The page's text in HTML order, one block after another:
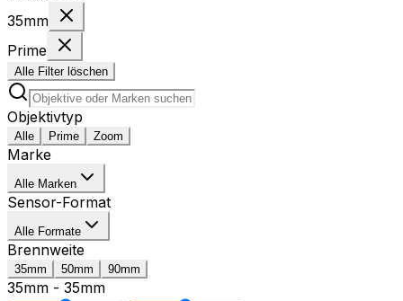
35mm
Prime
Alle Filter löschen
Objektivtyp
Alle Prime Zoom
Marke
Alle Marken
Sensor-Format
Alle Formate
Brennweite
35mm 50mm 90mm
35mm - 35mm